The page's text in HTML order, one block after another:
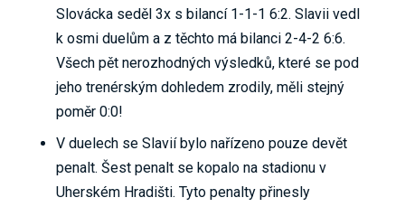
Slovácka seděl 3x s bilancí 1-1-1 6:2. Slavii vedl
k osmi duelům a z těchto má bilanci 2-4-2 6:6.
Všech pět nerozhodných výsledků, které se pod
jeho trenérským dohledem zrodily, měli stejný
poměr 0:0!
V duelech se Slavií bylo nařízeno pouze devět
penalt. Šest penalt se kopalo na stadionu v
Uherském Hradišti. Tyto penalty přinesly